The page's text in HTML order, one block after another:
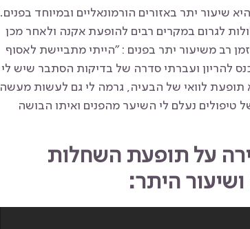
יתר באזורים הורמונאליים ובמיוחד בפנים.
לגרום במקרים רבים להופעת אקנה ולאחר מכן
שנשארות לאורך זמן. שני בת 33 סבלה זמן רב משיעור יתר בפנים : "הייתי מתביישת לאסוף
להריון ועברתי סדרה של בדיקות הסתבר שיש לי
תופעת לוואי של הבעיה, גרמה לי גם לעשות מעשה
טיפולים נעלם לי השיער מהפנים ואיתו הבושה
על תופעת השחלות
ושיעור היתר: